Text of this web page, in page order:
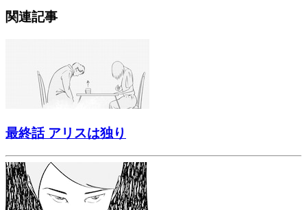
関連記事
最終話 アリスは独り